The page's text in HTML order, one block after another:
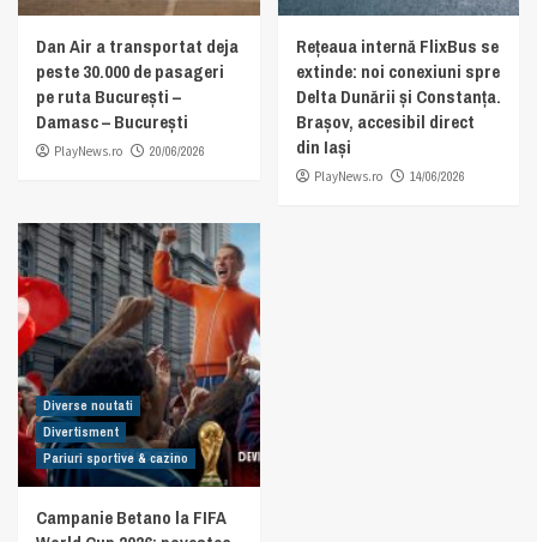
Dan Air a transportat deja
peste 30.000 de pasageri
pe ruta București –
Damasc – București
PlayNews.ro 20/06/2026
Rețeaua internă FlixBus se
extinde: noi conexiuni spre
Delta Dunării și Constanța.
Brașov, accesibil direct
din Iași
PlayNews.ro 14/06/2026
Diverse noutati
Divertisment
Pariuri sportive & cazino
Campanie Betano la FIFA